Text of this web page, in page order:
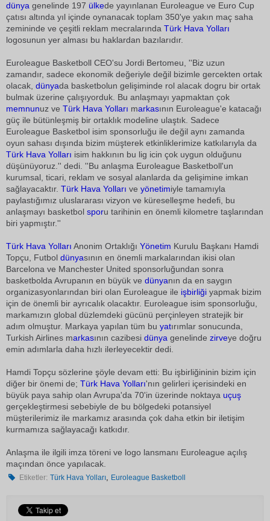
dünya genelinde 197 ülkede yayınlanan Euroleague ve Euro Cup
çatısı altında yıl içinde oynanacak toplam 350'ye yakın maç saha
zemininde ve çeşitli reklam mecralarında Türk Hava Yolları
logosunun yer alması bu haklardan bazılarıdır.
Euroleague Basketboll CEO'su Jordi Bertomeu, ''Biz uzun
zamandır, sadece ekonomik değeriyle değil bizimle gercekten ortak
olacak, dünyada basketbolun gelişiminde rol alacak dogru bir ortak
bulmak üzerine çalışıyorduk. Bu anlaşmayı yapmaktan çok
memnunuz ve Türk Hava Yolları markasının Euroleague'e katacağı
güç ile bütünleşmiş bir ortaklık modeline ulaştık. Sadece
Euroleague Basketbol isim sponsorluğu ile değil aynı zamanda
oyun sahası dışında bizim müşterek etkinliklerimize katkılarıyla da
Türk Hava Yolları isim hakkının bu lig icin çok uygun olduğunu
düşünüyoruz.'' dedi. ''Bu anlaşma Euroleague Basketboll'un
kurumsal, ticari, reklam ve sosyal alanlarda da gelişimine imkan
sağlayacaktır. Türk Hava Yolları ve yönetimiyle tamamıyla
paylastığımız uluslararası vizyon ve küreselleşme hedefi, bu
anlaşmayı basketbol sporu tarihinin en önemli kilometre taşlarından
biri yapmıştır.''
Türk Hava Yolları Anonim Ortaklığı Yönetim Kurulu Başkanı Hamdi
Topçu, Futbol dünyasının en önemli markalarından ikisi olan
Barcelona ve Manchester United sponsorluğundan sonra
basketbolda Avrupanın en büyük ve dünyanın da en saygın
organizasyonlarından biri olan Euroleague ile işbirliği yapmak bizim
için de önemli bir ayrıcalık olacaktır. Euroleague isim sponsorluğu,
markamızın global düzlemdeki gücünü perçinleyen stratejik bir
adım olmuştur. Markaya yapılan tüm bu yatırımlar sonucunda,
Turkish Airlines markasının cazibesi dünya genelinde zirveye doğru
emin adımlarla daha hızlı ilerleyecektir dedi.
Hamdi Topçu sözlerine şöyle devam etti: Bu işbirliğininin bizim için
diğer bir önemi de; Türk Hava Yolları'nın gelirleri içerisindeki en
büyük paya sahip olan Avrupa'da 70'in üzerinde noktaya uçuş
gerçekleştirmesi sebebiyle de bu bölgedeki potansiyel
müşterilerimiz ile markamız arasında çok daha etkin bir iletişim
kurmamıza sağlayacağı katkıdır.
Anlaşma ile ilgili imza töreni ve logo lansmanı Euroleague açılış
maçından önce yapılacak.
Etiketler: Türk Hava Yolları, Euroleague Basketboll